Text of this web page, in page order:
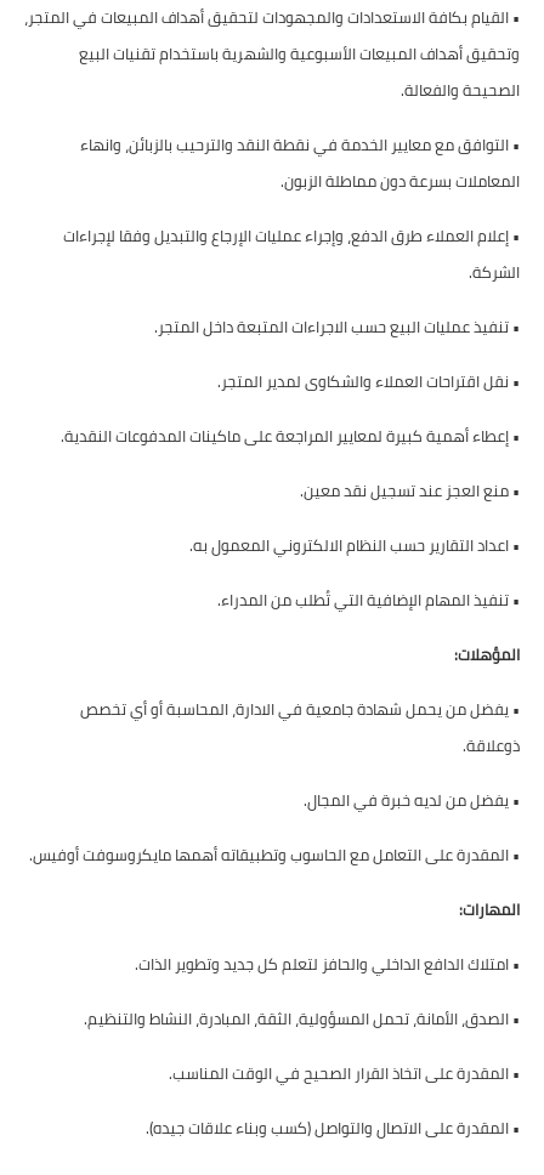
•القيام بكافة الاستعدادات والمجهودات لتحقيق أهداف المبيعات في المتجر،
وتحقيق أهداف المبيعات الأسبوعية والشهرية باستخدام تقنيات البيع
الصحيحة والفعالة.
•التوافق مع معايير الخدمة في نقطة النقد والترحيب بالزبائن، وانهاء
المعاملات بسرعة دون مماطلة الزبون.
•إعلام العملاء طرق الدفع، وإجراء عمليات الإرجاع والتبديل وفقا لإجراءات
الشركة.
•تنفيذ عمليات البيع حسب الاجراءات المتبعة داخل المتجر.
• نقل اقتراحات العملاء والشكاوى لمدير المتجر.
•إعطاء أهمية كبيرة لمعايير المراجعة على ماكينات المدفوعات النقدية.
•منع العجز عند تسجيل نقد معين.
•اعداد التقارير حسب النظام الالكتروني المعمول به.
•تنفيذ المهام الإضافية التي تُطلب من المدراء.
المؤهلات:
• يفضل من يحمل شهادة جامعية في الادارة، المحاسبة أو أي تخصص
ذوعلاقة.
• يفضل من لديه خبرة في المجال.
•المقدرة على التعامل مع الحاسوب وتطبيقاته أهمها مايكروسوفت أوفيس.
المهارات:
•امتلاك الدافع الداخلي والحافز لتعلم كل جديد وتطوير الذات.
•الصدق، الأمانة، تحمل المسؤولية، الثقة، المبادرة، النشاط والتنظيم.
•المقدرة على اتخاذ القرار الصحيح في الوقت المناسب.
•المقدرة على الاتصال والتواصل (كسب وبناء علاقات جيده).